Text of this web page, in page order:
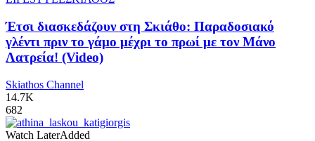
Έτσι διασκεδάζουν στη Σκιάθο: Παραδοσιακό
γλέντι πριν το γάμο μέχρι το πρωί με τον Μάνο
Λατρεία! (Video)
Skiathos Channel
14.7K
682
Watch LaterAdded